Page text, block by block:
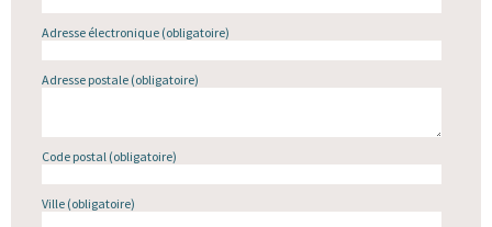
Adresse électronique(obligatoire)
Adresse postale(obligatoire)
Code postal(obligatoire)
Ville(obligatoire)